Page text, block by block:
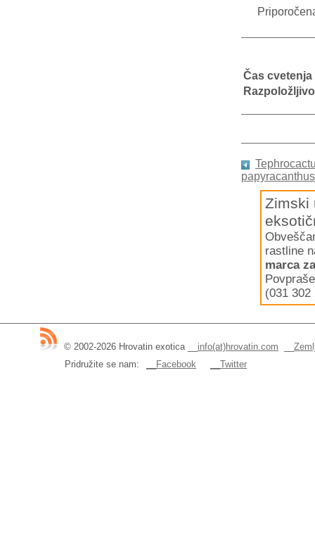
Čas cvetenja
papyracanthus
Zimski
rastline
marca
(031
© 2002-2026 Hrovatin exotica__ info(at)hrovatin.com
Pridružite se nam:
__Facebook __Twitter